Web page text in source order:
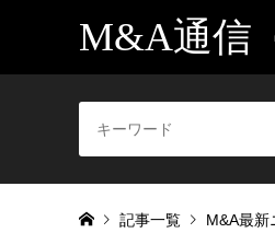
M&A通信
記事一覧 M&A最新